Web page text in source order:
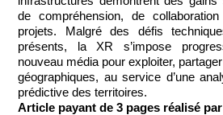
de compréhension, de
projets. Malgré des défis
présents, la XR s’impose
nouveau média pour exploiter,
géographiques, au service d’une
prédictive des territoires.
Article payant de 3 pages réalisé